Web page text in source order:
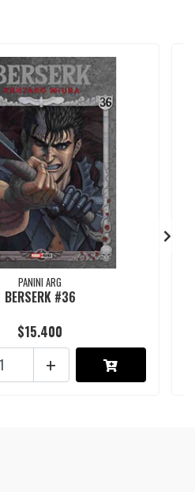
PANINI ARG
BERSERK #36
$15.400
+